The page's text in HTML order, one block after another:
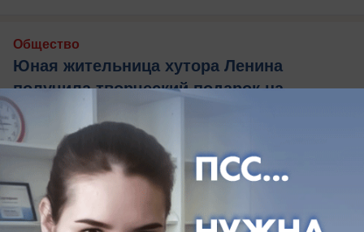
Общество
Юная жительница хутора Ленина
получила творческий подарок на
десятилетие от депутата Гордумы
Краснодара
Депутат городской Думы Краснодара
оригинально поздравил юную жительницу
хутора Ленина